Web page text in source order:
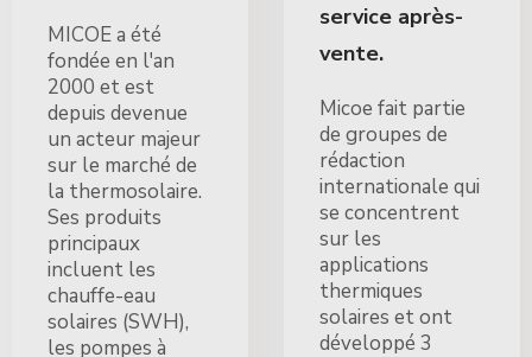
MICOE a été
fondée en l'an
2000 et est
depuis devenue
un acteur majeur
sur le marché de
la thermosolaire.
Ses produits
principaux
incluent les
chauffe-eau
solaires (SWH),
les pompes à
service après-
vente.
Micoe fait partie
de groupes de
rédaction
internationale qui
se concentrent
sur les
applications
thermiques
solaires et ont
développé 3